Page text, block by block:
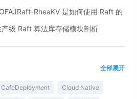
RheaKV 是如何使用 Raft 的
级 Raft 算法库存储模块剖析
全部展开
CafeDeployment Cloud Native